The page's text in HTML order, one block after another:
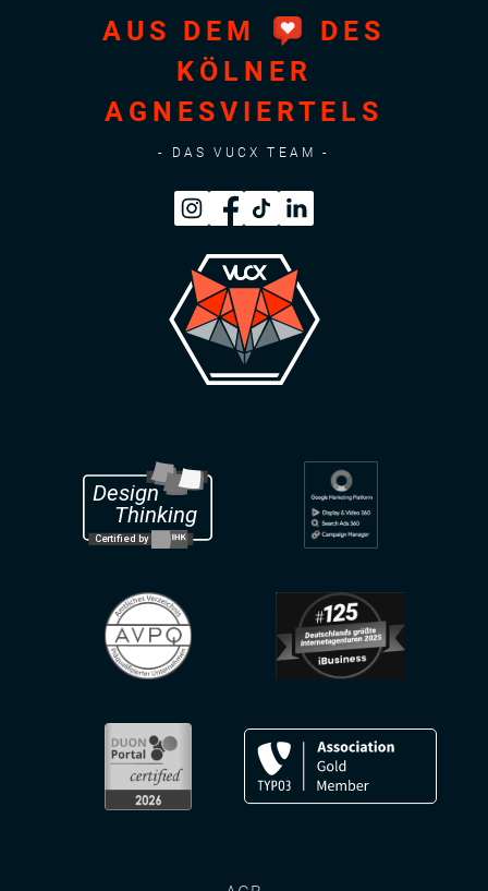
AUS DEM
DES
KÖLNER
AGNESVIERTELS
- DAS VUCX TEAM -